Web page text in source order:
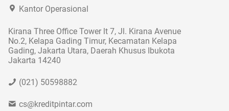
Kantor Operasional
Kirana Three Office Tower lt 7, Jl. Kirana Avenue
No.2, Kelapa Gading Timur, Kecamatan Kelapa
Gading, Jakarta Utara, Daerah Khusus Ibukota
Jakarta 14240
(021) 50598882
cs@kreditpintar.com